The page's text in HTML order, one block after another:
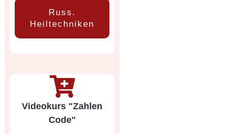
Russ.
Heiltechniken
Videokurs "Zahlen
Code"